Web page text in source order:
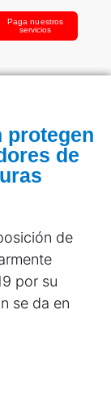
Paga nuestros
servicios
protegen
de
de
por su
se da en